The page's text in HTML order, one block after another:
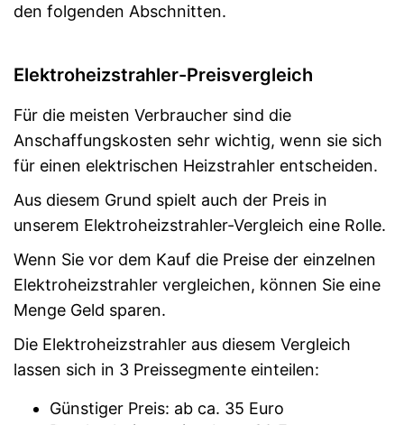
den folgenden Abschnitten.
Elektroheizstrahler-Preisvergleich
Für die meisten Verbraucher sind die
Anschaffungskosten sehr wichtig, wenn sie sich
für einen elektrischen Heizstrahler entscheiden.
Aus diesem Grund spielt auch der Preis in
unserem Elektroheizstrahler-Vergleich eine Rolle.
Wenn Sie vor dem Kauf die Preise der einzelnen
Elektroheizstrahler vergleichen, können Sie eine
Menge Geld sparen.
Die Elektroheizstrahler aus diesem Vergleich
lassen sich in 3 Preissegmente einteilen:
Günstiger Preis: ab ca. 35 Euro